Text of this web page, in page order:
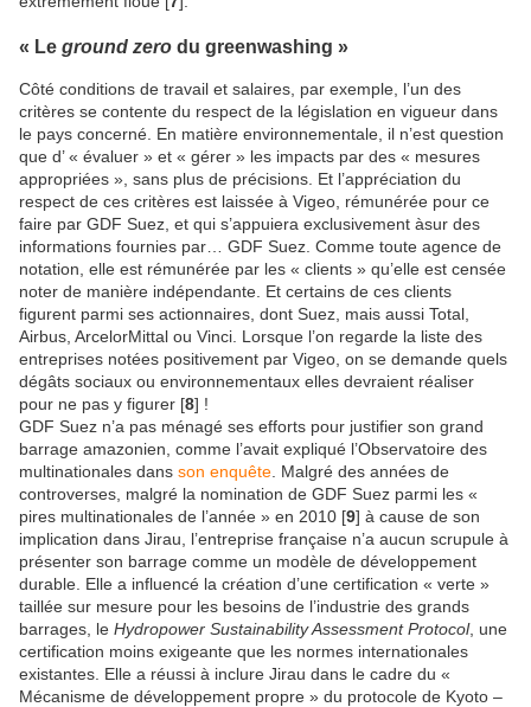
« Le ground zero du greenwashing »
Côté conditions de travail et salaires, par exemple, l’un des
critères se contente du respect de la législation en vigueur dans
le pays concerné. En matière environnementale, il n’est question
que d’ « évaluer » et « gérer » les impacts par des « mesures
appropriées », sans plus de précisions. Et l’appréciation du
respect de ces critères est laissée à Vigeo, rémunérée pour ce
faire par GDF Suez, et qui s’appuiera exclusivement àsur des
informations fournies par… GDF Suez. Comme toute agence de
notation, elle est rémunérée par les « clients » qu’elle est censée
noter de manière indépendante. Et certains de ces clients
figurent parmi ses actionnaires, dont Suez, mais aussi Total,
Airbus, ArcelorMittal ou Vinci. Lorsque l’on regarde la liste des
entreprises notées positivement par Vigeo, on se demande quels
dégâts sociaux ou environnementaux elles devraient réaliser
pour ne pas y figurer [8] !
GDF Suez n’a pas ménagé ses efforts pour justifier son grand
barrage amazonien, comme l’avait expliqué l’Observatoire des
multinationales dans son enquête . Malgré des années de
controverses, malgré la nomination de GDF Suez parmi les «
pires multinationales de l’année » en 2010 [9] à cause de son
implication dans Jirau, l’entreprise française n’a aucun scrupule à
présenter son barrage comme un modèle de développement
durable. Elle a influencé la création d’une certification « verte »
taillée sur mesure pour les besoins de l’industrie des grands
barrages, le Hydropower Sustainability Assessment Protocol, une
certification moins exigeante que les normes internationales
existantes. Elle a réussi à inclure Jirau dans le cadre du «
Mécanisme de développement propre » du protocole de Kyoto –